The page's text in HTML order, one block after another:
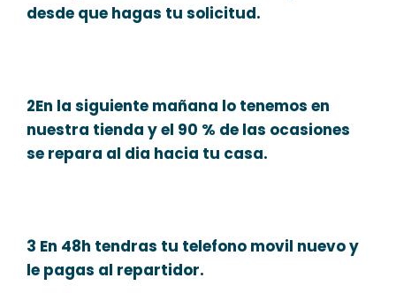
desde que hagas tu solicitud.
2En la siguiente mañana lo tenemos en
nuestra tienda y el 90 % de las ocasiones
se repara al dia hacia tu casa.
3 En 48h tendras tu telefono movil nuevo y
le pagas al repartidor.